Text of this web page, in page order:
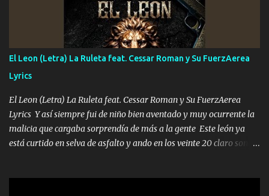
Música Si es que salta algún problema de confianza tengo gente
ahí está el Hombre Cuarenta y también Pariente 7 arreglan
cualquier problema no más es cuestión que ordené NOS HACE
FALTA UN HERMANO DE CLAVE ERA EL 24 SIEMPRE FUE UN
HOMBRE VALIENTE POR ALGO M'URIÓ PELEAND0 SIEMPRE
VIO POR LA FAMILIA PARA QUE SIGA EL LEGADO Es el DOS de
los HERMANOS un cerebro inteligente y com...
El Leon (Letra) La Ruleta feat. Cessar Roman y Su FuerzAerea
Lyrics
El Leon (Letra) La Ruleta feat. Cessar Roman y Su FuerzAerea
Lyrics Y así siempre fui de niño bien aventado y muy ocurrente la
malicia que cargaba sorprendía de más a la gente Este león ya
está curtido en selva de asfalto y ando en los veinte 20 claro son